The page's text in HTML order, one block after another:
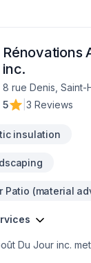
Rénovations
inc.
8 rue Denis, Saint-
5
3 Reviews
insulation
Patio (material
Du Jour inc.